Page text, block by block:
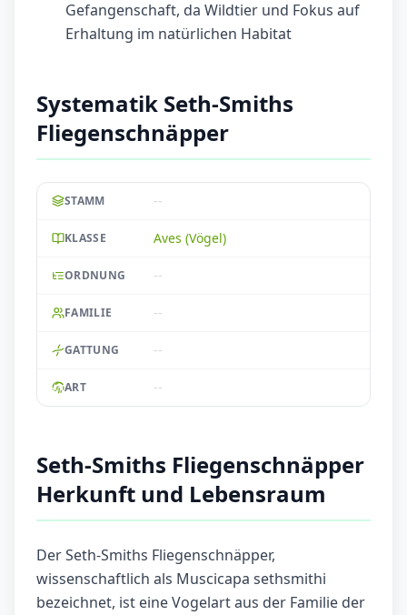
Gefangenschaft, da Wildtier und Fokus auf
Erhaltung im natürlichen Habitat
Systematik Seth-Smiths
Fliegenschnäpper
STAMM --
KLASSE Aves (Vögel)
ORDNUNG --
FAMILIE --
GATTUNG --
ART --
Seth-Smiths Fliegenschnäpper
Herkunft und Lebensraum
Der Seth-Smiths Fliegenschnäpper,
wissenschaftlich als Muscicapa sethsmithi
bezeichnet, ist eine Vogelart aus der Familie der